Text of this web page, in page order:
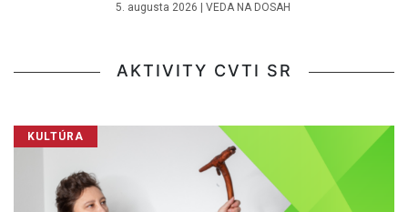
5. augusta 2026 VEDA NA DOSAH
AKTIVITY CVTI SR
KULTÚRA